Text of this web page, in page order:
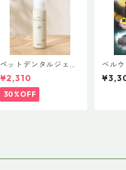
ペットデンタルジェル
フルボ酸しずく
¥2,310
30%OFF
ベル
ー